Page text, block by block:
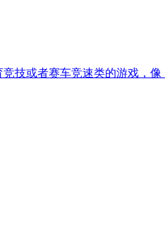
技或者赛车竞速类的游戏，